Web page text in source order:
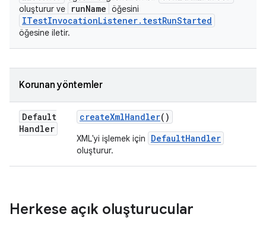
oluşturur ve runName öğesini
ITestInvocationListener.testRunStarted
öğesine iletir.
Korunan yöntemler
Default
Handler
createXmlHandler()
XML'yi işlemek için DefaultHandler
oluşturur.
Herkese açık oluşturucular